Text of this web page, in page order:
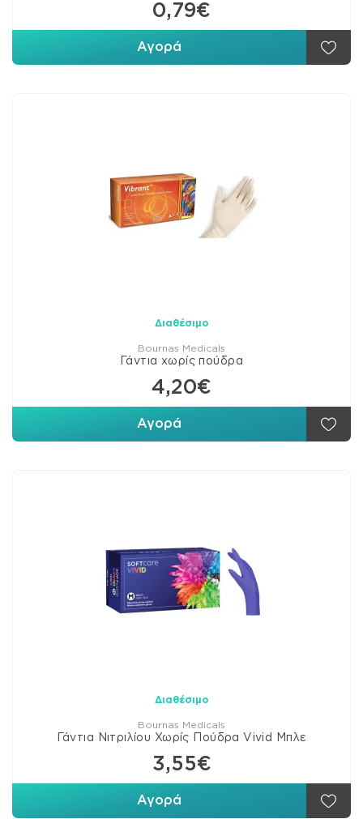
0,79€
Αγορά
Διαθέσιμο
Bournas Medicals
Γάντια χωρίς πούδρα
4,20€
Αγορά
Διαθέσιμο
Bournas Medicals
Γάντια Νιτριλίου Χωρίς Πούδρα Vivid Μπλε
3,55€
Αγορά